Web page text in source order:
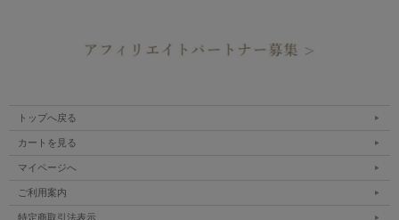
トップへ戻る
カートを見る
マイページへ
ご利用案内
特定商取引法表示